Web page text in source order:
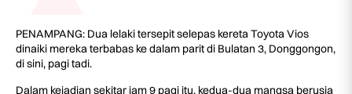
PENAMPANG: Dua lelaki tersepit selepas kereta Toyota Vios
dinaiki mereka terbabas ke dalam parit di Bulatan 3, Donggongon,
di sini, pagi tadi.
Dalam kejadian sekitar jam 9 pagi itu, kedua-dua mangsa berusia